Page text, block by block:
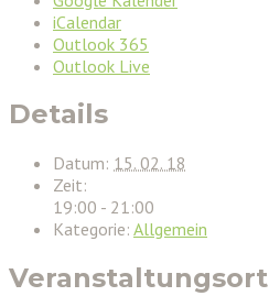
iCalendar
Outlook 365
Outlook Live
Details
Datum: 15. 02. 18
Zeit:
19:00 - 21:00
Kategorie: Allgemein
Veranstaltungsort